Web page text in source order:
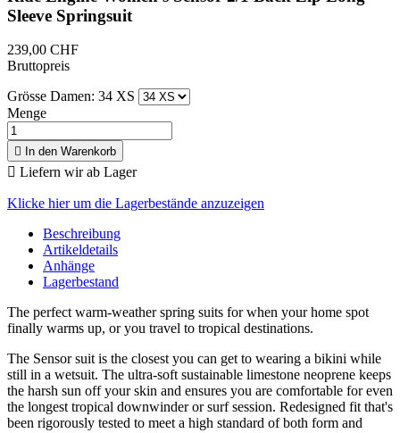
Sleeve Springsuit
239,00 CHF
Bruttopreis
Grösse Damen: 34 XS
Menge
 In den Warenkorb
 Liefern wir ab Lager
Klicke hier um die Lagerbestände anzuzeigen
Beschreibung
Artikeldetails
Anhänge
Lagerbestand
The perfect warm-weather spring suits for when your home spot
finally warms up, or you travel to tropical destinations.
The Sensor suit is the closest you can get to wearing a bikini while
still in a wetsuit. The ultra-soft sustainable limestone neoprene keeps
the harsh sun off your skin and ensures you are comfortable for even
the longest tropical downwinder or surf session. Redesigned fit that's
been rigorously tested to meet a high standard of both form and